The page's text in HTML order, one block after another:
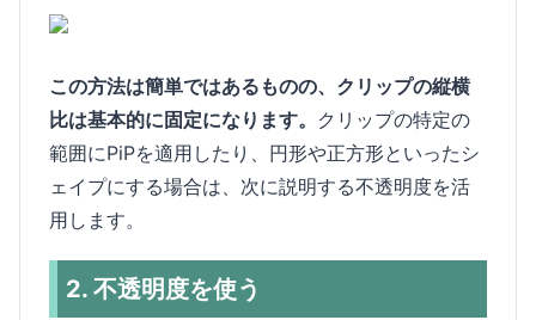
この方法は簡単ではあるものの、クリップの縦横
比は基本的に固定になります。 クリップの特定の
範囲にPiPを適用したり、円形や正方形といったシ
ェイプにする場合は、次に説明する不透明度を活
用します。
2. 不透明度を使う